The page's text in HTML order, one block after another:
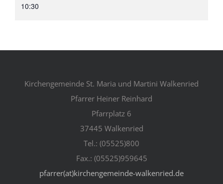
10:30
Kirchengemeinde St. Maria und Martini Walkenried
Pfarrer Heiner Reinhard
Pfarrplatz 6
37445 Walkenried
Tel.: (05525)800
Fax.: (05525)959645
pfarrer(at)kirchengemeinde-walkenried.de